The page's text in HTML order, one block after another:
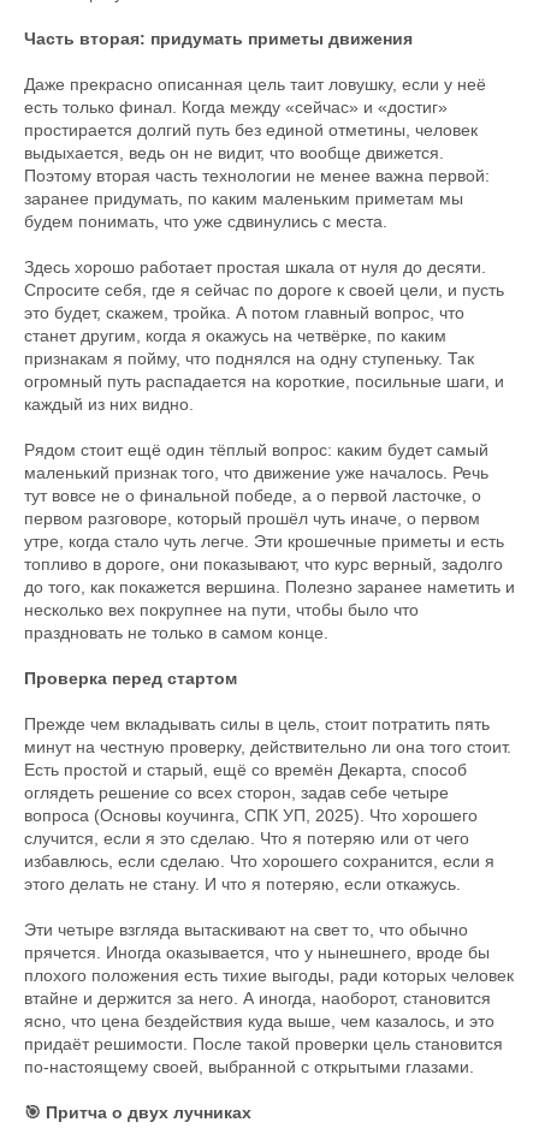
Часть вторая: придумать приметы движения
Даже прекрасно описанная цель таит ловушку, если у неё
есть только финал. Когда между «сейчас» и «достиг»
простирается долгий путь без единой отметины, человек
выдыхается, ведь он не видит, что вообще движется.
Поэтому вторая часть технологии не менее важна первой:
заранее придумать, по каким маленьким приметам мы
будем понимать, что уже сдвинулись с места.
Здесь хорошо работает простая шкала от нуля до десяти.
Спросите себя, где я сейчас по дороге к своей цели, и пусть
это будет, скажем, тройка. А потом главный вопрос, что
станет другим, когда я окажусь на четвёрке, по каким
признакам я пойму, что поднялся на одну ступеньку. Так
огромный путь распадается на короткие, посильные шаги, и
каждый из них видно.
Рядом стоит ещё один тёплый вопрос: каким будет самый
маленький признак того, что движение уже началось. Речь
тут вовсе не о финальной победе, а о первой ласточке, о
первом разговоре, который прошёл чуть иначе, о первом
утре, когда стало чуть легче. Эти крошечные приметы и есть
топливо в дороге, они показывают, что курс верный, задолго
до того, как покажется вершина. Полезно заранее наметить и
несколько вех покрупнее на пути, чтобы было что
праздновать не только в самом конце.
Проверка перед стартом
Прежде чем вкладывать силы в цель, стоит потратить пять
минут на честную проверку, действительно ли она того стоит.
Есть простой и старый, ещё со времён Декарта, способ
оглядеть решение со всех сторон, задав себе четыре
вопроса (Основы коучинга, СПК УП, 2025). Что хорошего
случится, если я это сделаю. Что я потеряю или от чего
избавлюсь, если сделаю. Что хорошего сохранится, если я
этого делать не стану. И что я потеряю, если откажусь.
Эти четыре взгляда вытаскивают на свет то, что обычно
прячется. Иногда оказывается, что у нынешнего, вроде бы
плохого положения есть тихие выгоды, ради которых человек
втайне и держится за него. А иногда, наоборот, становится
ясно, что цена бездействия куда выше, чем казалось, и это
придаёт решимости. После такой проверки цель становится
по-настоящему своей, выбранной с открытыми глазами.
🎯 Притча о двух лучниках